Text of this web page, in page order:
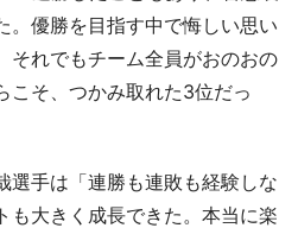
。優勝を目指す中で悔しい思い
それでもチーム全員がおのおの
こそ、つかみ取れた3位だっ
手は「連勝も連敗も経験しな
も大きく成長できた。本当に楽